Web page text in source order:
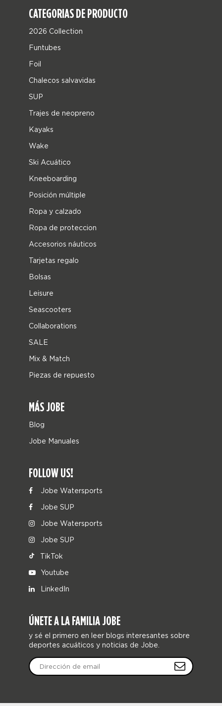
CATEGORIAS DE PRODUCTO
2026 Collection
Funtubes
Foil
Chalecos salvavidas
SUP
Trajes de neopreno
Kayaks
Wake
Ski Acuático
Kneeboarding
Posición múltiple
Ropa y calzado
Ropa de proteccion
Accesorios náuticos
Tarjetas regalo
Bolsas
Leisure
Seascooters
Collaborations
SALE
Mix & Match
Piezas de repuesto
MÁS JOBE
Blog
Jobe Manuales
FOLLOW US!
Jobe Watersports
Jobe SUP
Jobe Watersports
Jobe SUP
TikTok
Youtube
LinkedIn
ÚNETE A LA FAMILIA JOBE
y sé el primero en leer blogs interesantes sobre
deportes acuáticos y noticias de Jobe.